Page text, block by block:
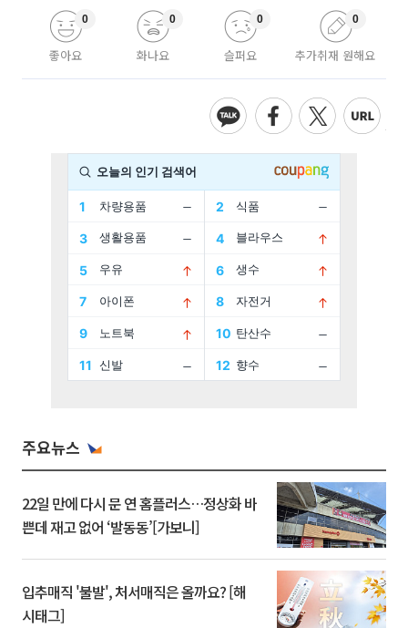
좋아요
0
화나요
0
슬퍼요
0
추가취재 원해요
0
주요뉴스
22일 만에 다시 문 연 홈플러스…정상화 바
쁜데 재고 없어 ‘발동동’[가보니]
입추매직 '불발', 처서매직은 올까요? [해
시태그]